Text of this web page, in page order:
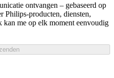
ontvangen – gebaseerd op
Philips-producten, diensten,
kan me op elk moment eenvoudig